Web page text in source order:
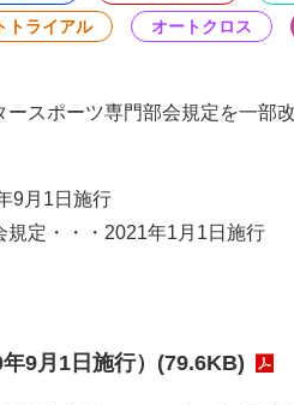
トライアル オートクロス
スポーツ専門部会規定を一部
9月1日施行
規定・・・2021年1月1日施行
9月1日施行）(79.6KB)